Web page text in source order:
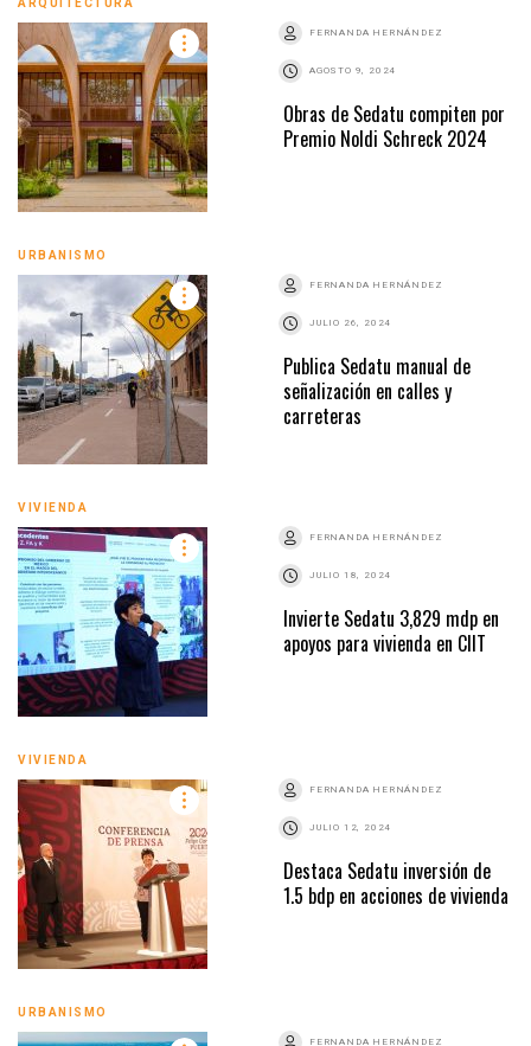
ARQUITECTURA
FERNANDA HERNÁNDEZ
AGOSTO 9, 2024
Obras de Sedatu compiten por
Premio Noldi Schreck 2024
URBANISMO
FERNANDA HERNÁNDEZ
JULIO 26, 2024
Publica Sedatu manual de
señalización en calles y
carreteras
VIVIENDA
FERNANDA HERNÁNDEZ
JULIO 18, 2024
Invierte Sedatu 3,829 mdp en
apoyos para vivienda en CIIT
VIVIENDA
FERNANDA HERNÁNDEZ
JULIO 12, 2024
Destaca Sedatu inversión de
1.5 bdp en acciones de vivienda
URBANISMO
FERNANDA HERNÁNDEZ